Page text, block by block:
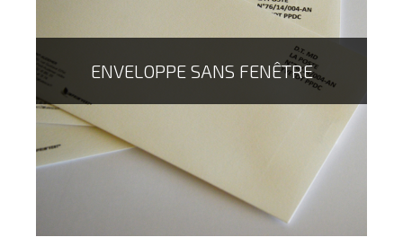
L'enveloppe est un excellent vecteur de communication,
elles peuvent être entièrement personnalisée, et
permettre de passer des messages en plus du
document qu'elle amène chez vos clients, pratique !
ENVELOPPE SANS FENÊTRE